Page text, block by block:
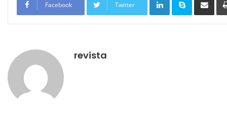
Facebook Twitter
revista